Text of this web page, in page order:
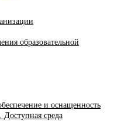
образовательной
и оснащенность
Доступная среда